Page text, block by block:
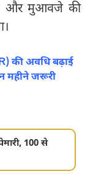
और मुआवजे की
की अवधि बढ़ाई
जरूरी
100 से